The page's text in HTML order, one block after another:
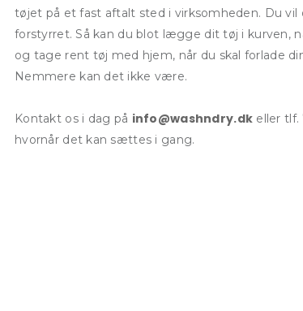
tøjet på et fast aftalt sted i virksomheden. Du vil
forstyrret. Så kan du blot lægge dit tøj i kurven,
og tage rent tøj med hjem, når du skal forlade
Nemmere kan det ikke være.
Kontakt os i dag på info@washndry.dk eller tlf.
hvornår det kan sættes i gang.